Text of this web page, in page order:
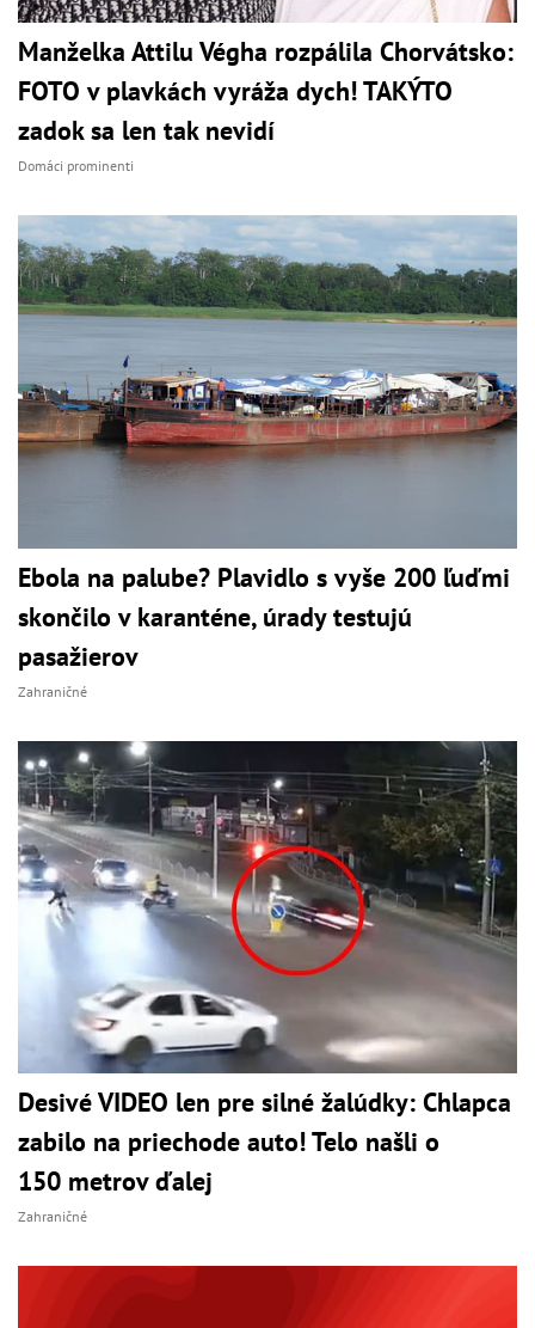
Manželka Attilu Végha rozpálila Chorvátsko:
FOTO v plavkách vyráža dych! TAKÝTO
zadok sa len tak nevidí
Domáci prominenti
Ebola na palube? Plavidlo s vyše 200 ľuďmi
skončilo v karanténe, úrady testujú
pasažierov
Zahraničné
Desivé VIDEO len pre silné žalúdky: Chlapca
zabilo na priechode auto! Telo našli o
150 metrov ďalej
Zahraničné